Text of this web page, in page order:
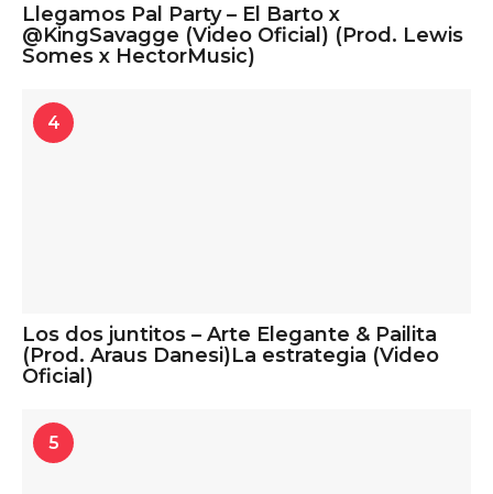
Llegamos Pal Party – El Barto x
@KingSavagge (Video Oficial) (Prod. Lewis
Somes x HectorMusic)
4
Los dos juntitos – Arte Elegante & Pailita
(Prod. Araus Danesi)La estrategia (Video
Oficial)
5